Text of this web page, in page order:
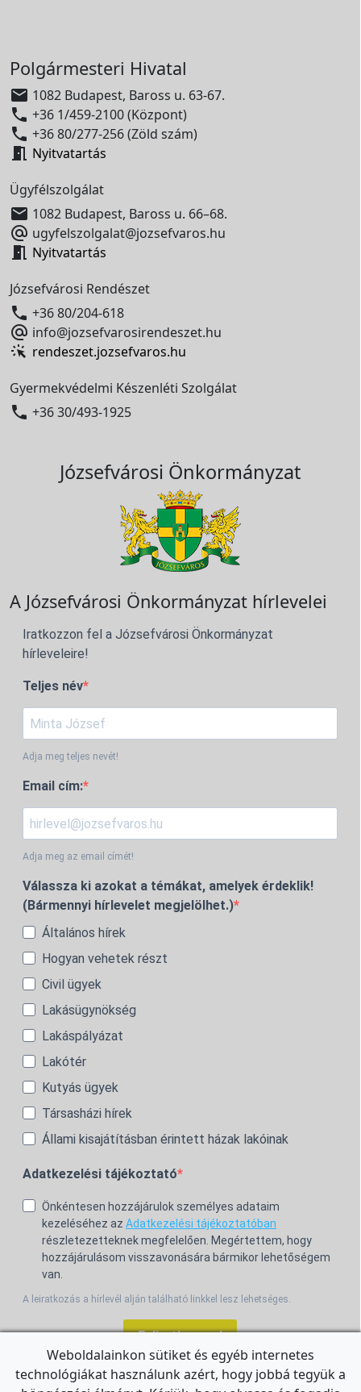
Polgármesteri Hivatal
 1082 Budapest, Baross u. 63-67.
 +36 1/459-2100 (Központ)
 +36 80/277-256 (Zöld szám)
 Nyitvatartás
Ügyfélszolgálat
 1082 Budapest, Baross u. 66–68.
 ugyfelszolgalat@jozsefvaros.hu
 Nyitvatartás
Józsefvárosi Rendészet
 +36 80/204-618
 info@jozsefvarosirendeszet.hu
rendeszet.jozsefvaros.hu
Gyermekvédelmi Készenléti Szolgálat
 +36 30/493-1925
Józsefvárosi Önkormányzat
A Józsefvárosi Önkormányzat hírlevelei
Iratkozzon fel a Józsefvárosi Önkormányzat
hírleveleire!
Teljes név
Adja meg teljes nevét!
Email cím:
Adja meg az email címét!
Válassza ki azokat a témákat, amelyek érdeklik!
(Bármennyi hírlevelet megjelölhet.)
Általános hírek
Hogyan vehetek részt
Civil ügyek
Lakásügynökség
Lakáspályázat
Lakótér
Kutyás ügyek
Társasházi hírek
Állami kisajátításban érintett házak lakóinak
Adatkezelési tájékoztató
Önkéntesen hozzájárulok személyes adataim
kezeléséhez az Adatkezelési tájékoztatóban
részletezetteknek megfelelően. Megértettem, hogy
hozzájárulásom visszavonására bármikor lehetőségem
van.
A leiratkozás a hírlevél alján található linkkel lesz lehetséges.
Feliratkozom!
Weboldalainkon sütiket és egyéb internetes
technológiákat használunk azért, hogy jobbá tegyük a